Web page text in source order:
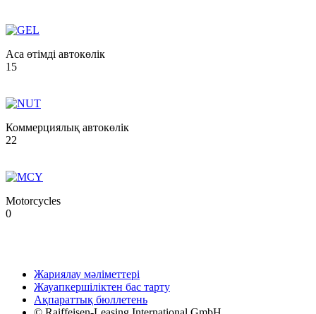
Аса өтімді автокөлік
15
Коммерциялық автокөлік
22
Motorcycles
0
Жариялау мәліметтері
Жауапкершіліктен бас тарту
Ақпараттық бюллетень